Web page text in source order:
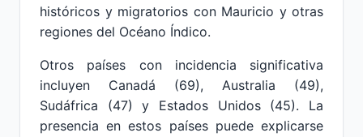
históricos y migratorios con Mauricio y otras
regiones del Océano Índico.
Otros países con incidencia significativa
incluyen Canadá (69), Australia (49),
Sudáfrica (47) y Estados Unidos (45). La
presencia en estos países puede explicarse